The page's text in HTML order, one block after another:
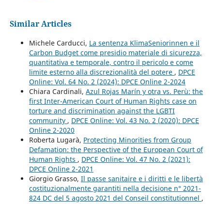
Similar Articles
Michele Carducci, La sentenza KlimaSeniorinnen e il
Carbon Budget come presidio materiale di sicurezza,
quantitativa e temporale, contro il pericolo e come
limite esterno alla discrezionalità del potere , DPCE
Online: Vol. 64 No. 2 (2024): DPCE Online 2-2024
Chiara Cardinali, Azul Rojas Marín y otra vs. Perù: the
first Inter-American Court of Human Rights case on
torture and discrimination against the LGBTI
community , DPCE Online: Vol. 43 No. 2 (2020): DPCE
Online 2-2020
Roberta Lugarà, Protecting Minorities from Group
Defamation: the Perspective of the European Court of
Human Rights , DPCE Online: Vol. 47 No. 2 (2021):
DPCE Online 2-2021
Giorgio Grasso, Il passe sanitaire e i diritti e le libertà
costituzionalmente garantiti nella decisione n° 2021-
824 DC del 5 agosto 2021 del Conseil constitutionnel ,